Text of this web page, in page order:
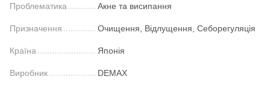
Проблематика Акне та висипання
Призначення Очищення, Відлущення, Себорегуляція
Країна Японія
Виробник DEMAX